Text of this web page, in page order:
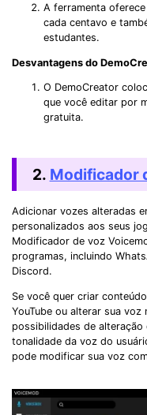
A ferramenta
cada centavo e
estudantes.
Desvantagens do
O DemoCreator
que você editar por
gratuita.
2. Modificador
Adicionar vozes alteradas
personalizados aos seus
Modificador de voz
programas, incluindo
Discord.
Se você quer criar
YouTube ou alterar sua
possibilidades de
tonalidade da voz do
pode modificar sua voz